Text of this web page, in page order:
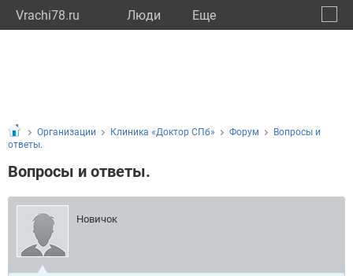
Vrachi78.ru Люди Eще
Организации Клиника «Доктор СПб» Форум
Вопросы и
ответы.
Вопросы и ответы.
Новичок